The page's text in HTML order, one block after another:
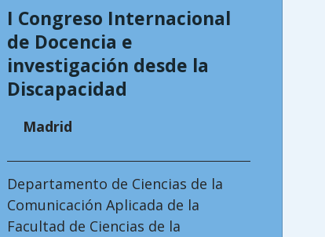
I Congreso Internacional
de Docencia e
investigación desde la
Discapacidad
Madrid
Departamento de Ciencias de la
Comunicación Aplicada de la
Facultad de Ciencias de la